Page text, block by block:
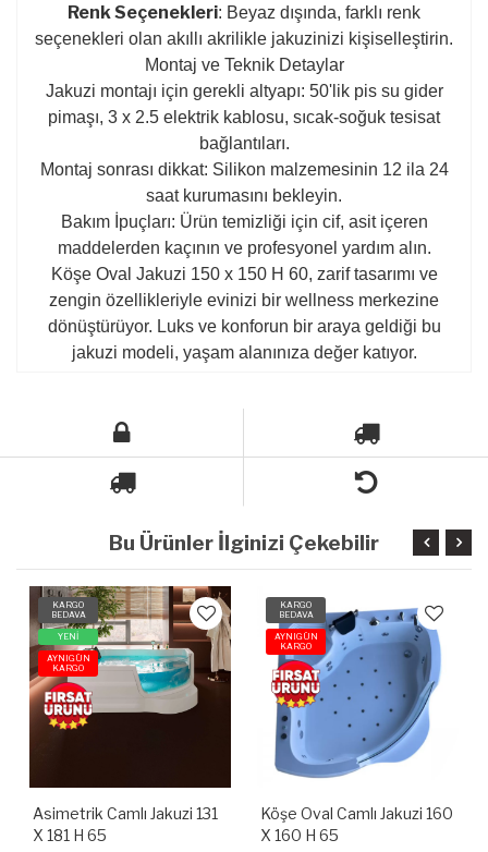
Renk Seçenekleri: Beyaz dışında, farklı renk
seçenekleri olan akıllı akrilikle jakuzinizi kişiselleştirin.
Montaj ve Teknik Detaylar
Jakuzi montajı için gerekli altyapı: 50'lik pis su gider
pimaşı, 3 x 2.5 elektrik kablosu, sıcak-soğuk tesisat
bağlantıları.
Montaj sonrası dikkat: Silikon malzemesinin 12 ila 24
saat kurumasını bekleyin.
Bakım İpuçları: Ürün temizliği için cif, asit içeren
maddelerden kaçının ve profesyonel yardım alın.
Köşe Oval Jakuzi 150 x 150 H 60, zarif tasarımı ve
zengin özellikleriyle evinizi bir wellness merkezine
dönüştürüyor. Luks ve konforun bir araya geldiği bu
jakuzi modeli, yaşam alanınıza değer katıyor.
Bu Ürünler İlginizi Çekebilir
KARGO
BEDAVA
YENİ
AYNIGÜN
KARGO
Asimetrik Camlı Jakuzi 131
X 181 H 65
KARGO
BEDAVA
AYNIGÜN
KARGO
Köşe Oval Camlı Jakuzi 160
X 160 H 65